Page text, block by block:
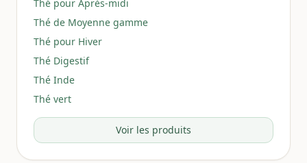
Thé pour Après-midi
Thé de Moyenne gamme
Thé pour Hiver
Thé Digestif
Thé Inde
Thé vert
Voir les produits